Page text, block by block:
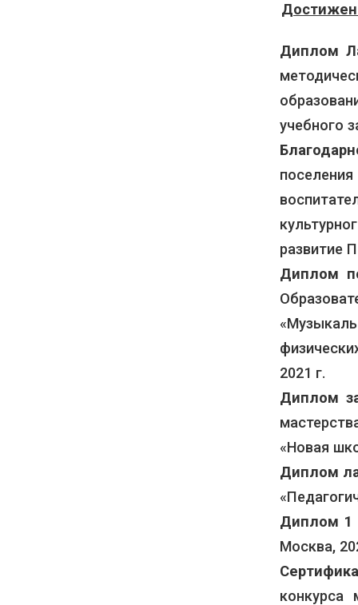
Диплом
учебного
развитие
Диплом
2021 г.
Диплом
«Новая
Диплом
Диплом 1
Москва,
конкурса